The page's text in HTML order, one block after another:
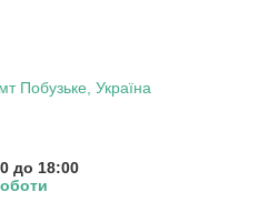
Побузьке, Україна
до 18:00